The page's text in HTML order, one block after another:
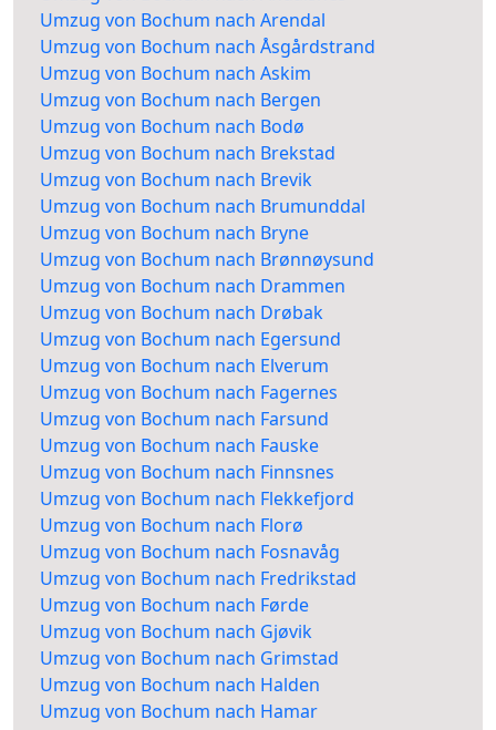
Umzug von Bochum nach Arendal
Umzug von Bochum nach Åsgårdstrand
Umzug von Bochum nach Askim
Umzug von Bochum nach Bergen
Umzug von Bochum nach Bodø
Umzug von Bochum nach Brekstad
Umzug von Bochum nach Brevik
Umzug von Bochum nach Brumunddal
Umzug von Bochum nach Bryne
Umzug von Bochum nach Brønnøysund
Umzug von Bochum nach Drammen
Umzug von Bochum nach Drøbak
Umzug von Bochum nach Egersund
Umzug von Bochum nach Elverum
Umzug von Bochum nach Fagernes
Umzug von Bochum nach Farsund
Umzug von Bochum nach Fauske
Umzug von Bochum nach Finnsnes
Umzug von Bochum nach Flekkefjord
Umzug von Bochum nach Florø
Umzug von Bochum nach Fosnavåg
Umzug von Bochum nach Fredrikstad
Umzug von Bochum nach Førde
Umzug von Bochum nach Gjøvik
Umzug von Bochum nach Grimstad
Umzug von Bochum nach Halden
Umzug von Bochum nach Hamar